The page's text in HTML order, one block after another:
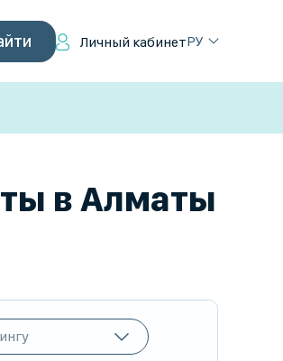
Личный кабинетРУ
в Алматы